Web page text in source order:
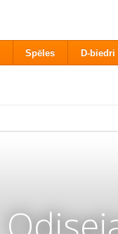
Spēles D-biedri